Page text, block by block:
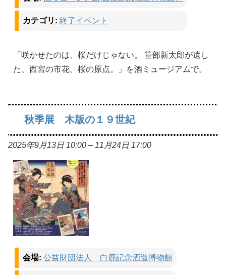
カテゴリ: 終了イベント
「咲かせたのは、桜だけじゃない。 笹部新太郎が遺し
た、西宮の市花、桜の原点。」を酒ミュージアムで。
秋季展 木版の１９世紀
2025年9月13日 10:00 – 11月24日 17:00
会場: 公益財団法人 白鹿記念酒造博物館